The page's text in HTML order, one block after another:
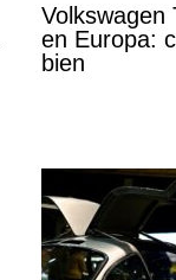
Volkswagen
en Europa:
bien